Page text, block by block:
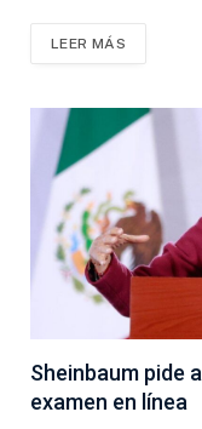
LEER MÁS
Sheinbaum pide
examen en línea